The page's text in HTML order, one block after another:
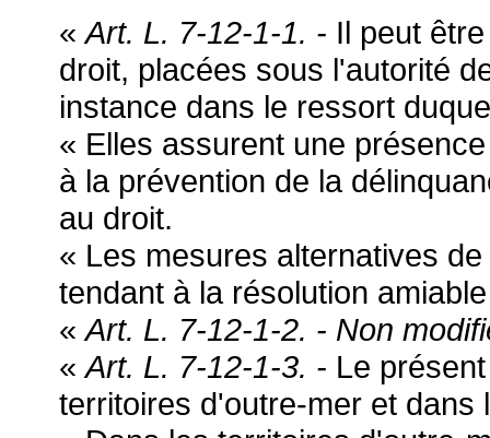
«Art. L. 7-12-1-1. - Il peut
droit, placées sous l'autorité
instance dans le ressort
« Elles assurent une
à la prévention de la
au droit.
« Les mesures alternatives
tendant à la résolution
«Art. L. 7-12-1-2. - Non
«Art. L. 7-12-1-3. - Le
territoires d'outre-mer et dans